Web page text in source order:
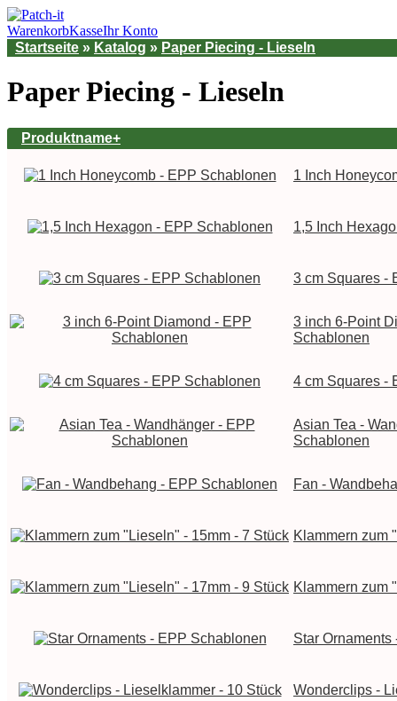
WarenkorbKasseIhr Konto
Startseite » Katalog » Paper Piecing - Lieseln
Paper Piecing - Lieseln
Produktname+
1 Inch
1,5 Inch
3 cm Squares -
3 inch 6-Point
Schablonen
4 cm Squares -
Asian Tea -
Schablonen
Fan -
Klammern zum
Klammern zum
Star
Wonderclips -